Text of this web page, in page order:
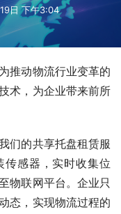
日 下午3:04
推动物流行业变革的
术，为企业带来前所
们的共享托盘租赁服
传感器，实时收集位
物联网平台。企业只
态，实现物流过程的